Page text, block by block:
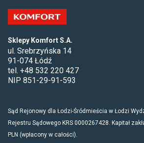
Sklepy Komfort S.A.
ul. Srebrzyńska 14
91-074 Łódź
tel. +48 532 220 427
NIP 851-29-91-593
Sąd Rejonowy dla Łodzi-Śródmieścia w Łodzi
Rejestru Sądowego KRS 0000267428. Kapitał
PLN (wpłacony w całości).